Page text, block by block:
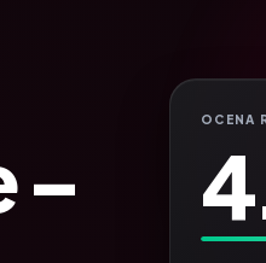
–
OCENA